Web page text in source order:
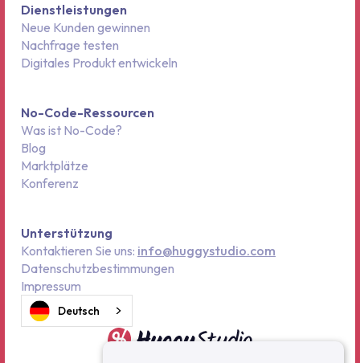
Dienstleistungen
Neue Kunden gewinnen
Nachfrage testen
Digitales Produkt entwickeln
No-Code-Ressourcen
Was ist No-Code?
Blog
Marktplätze
Konferenz
Unterstützung
Kontaktieren Sie uns: info@huggystudio.com
Datenschutzbestimmungen
Impressum
Deutsch